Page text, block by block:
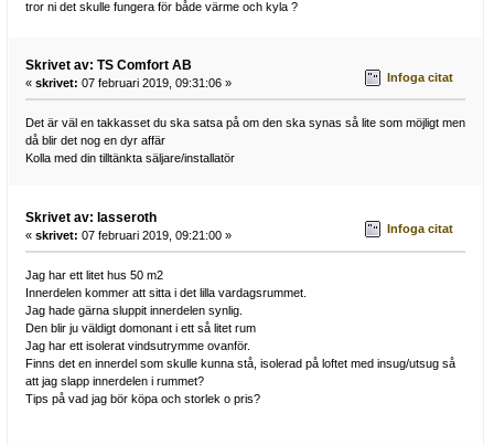
tror ni det skulle fungera för både värme och kyla ?
Skrivet av: TS Comfort AB
« skrivet: 07 februari 2019, 09:31:06 » Infoga citat
Det är väl en takkasset du ska satsa på om den ska synas så lite som möjligt men
då blir det nog en dyr affär
Kolla med din tilltänkta säljare/installatör
Skrivet av: lasseroth
« skrivet: 07 februari 2019, 09:21:00 » Infoga citat
Jag har ett litet hus 50 m2
Innerdelen kommer att sitta i det lilla vardagsrummet.
Jag hade gärna sluppit innerdelen synlig.
Den blir ju väldigt domonant i ett så litet rum
Jag har ett isolerat vindsutrymme ovanför.
Finns det en innerdel som skulle kunna stå, isolerad på loftet med insug/utsug så
att jag slapp innerdelen i rummet?
Tips på vad jag bör köpa och storlek o pris?